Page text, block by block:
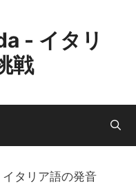
- イタリ
戦
イタリア語の発音